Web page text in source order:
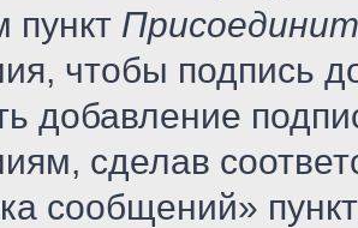
пункт
чтобы подпись
добавление
сделав
сообщений»